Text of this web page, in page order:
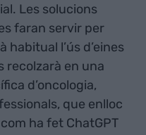
Les solucions
faran servir per
l’ús d’eines
recolzarà en una
d’oncologia,
que enlloc
ha fet ChatGPT